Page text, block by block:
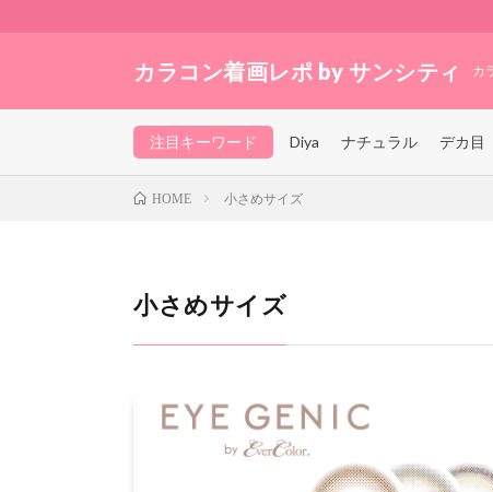
カラコン着画レポ by サンシティ カ
注目キーワード Diya ナチュラル デカ目
HOME 小さめサイズ
小さめサイズ